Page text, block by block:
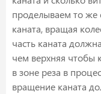
проделываем то же
каната, вращая
часть каната
чем верхняя чтобы
в зоне реза в
вращение каната